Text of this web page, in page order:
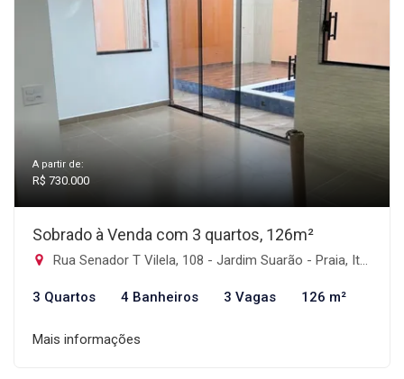
A partir de:
R$ 730.000
Sobrado à Venda com 3 quartos, 126m²
Rua Senador T Vilela, 108 - Jardim Suarão - Praia, Itanhaém-SP
3 Quartos 4 Banheiros 3 Vagas 126 m²
Mais informações